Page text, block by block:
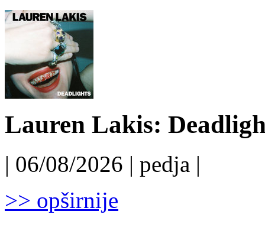
Lauren Lakis:
| 06/08/2026 | pedja |
>> opširnije